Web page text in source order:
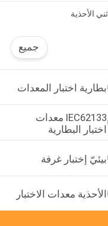
جميع
بطارية اختبار المعدات
IEC62133 معدات
اختبار البطارية
بيئيّ إختبار غرفة
الأحذية معدات الاختبار